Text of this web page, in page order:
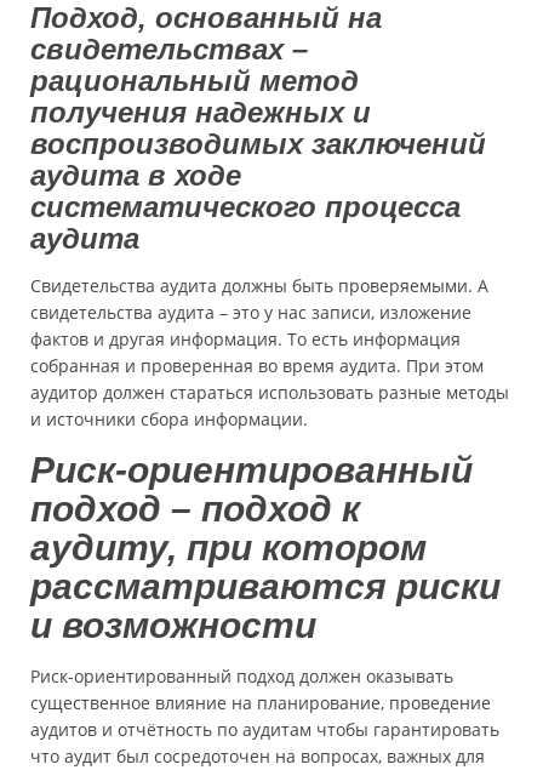
Подход, основанный на
свидетельствах –
рациональный метод
получения надежных и
воспроизводимых заключений
аудита в ходе
систематического процесса
аудита
Свидетельства аудита должны быть проверяемыми. А
свидетельства аудита – это у нас записи, изложение
фактов и другая информация. То есть информация
собранная и проверенная во время аудита. При этом
аудитор должен стараться использовать разные методы
и источники сбора информации.
Риск-ориентированный
подход – подход к
аудиту, при котором
рассматриваются риски
и возможности
Риск-ориентированный подход должен оказывать
существенное влияние на планирование, проведение
аудитов и отчётность по аудитам чтобы гарантировать
что аудит был сосредоточен на вопросах, важных для